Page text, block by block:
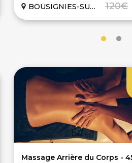
120€
BOUSIGNIES-SUR-ROC (59)
Massage Arrière du Corps -